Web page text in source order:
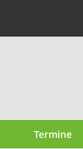
Termine